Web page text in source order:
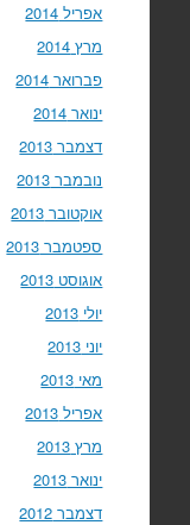
אפריל 2014
מרץ 2014
פברואר 2014
ינואר 2014
דצמבר 2013
נובמבר 2013
אוקטובר 2013
ספטמבר 2013
אוגוסט 2013
יולי 2013
יוני 2013
מאי 2013
אפריל 2013
מרץ 2013
ינואר 2013
דצמבר 2012